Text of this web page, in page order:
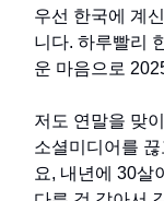
우선 한국에 계
니다. 하루빨리
운 마음으로
저도 연말을 맞
소셜미디어를
요, 내년에 30살